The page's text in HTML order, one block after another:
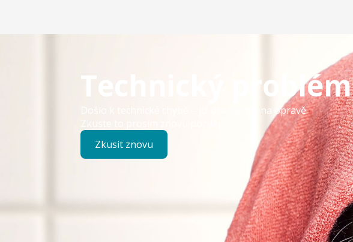
Technický problém
Došlo k technické chybě – již pracujeme na opravě.
Zkuste to prosím znovu později.
Zkusit znovu